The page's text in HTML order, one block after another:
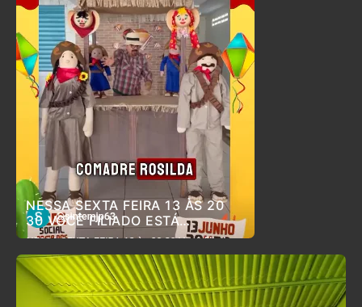
NESSA SEXTA FEIRA 13 ÀS 20
30 VOCÊ FILIADO ESTÁ
CONVIDADO PARA O ARRAIÁ DO
SINTEM